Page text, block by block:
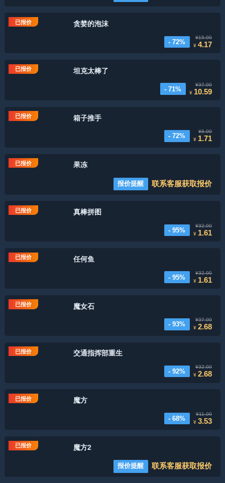
已报价 贪婪的泡沫
- 72%
¥15.00
¥4.17
已报价 坦克太棒了
- 71%
¥37.00
¥ 10.59
已报价 箱子推手
- 72%
¥6.00
¥ 1.71
已报价 果冻
报价提醒 联系客服获取报价
已报价 真棒拼图
- 95%
¥32.00
¥ 1.61
已报价 任何鱼
- 95%
¥32.00
¥ 1.61
已报价 魔女石
- 93%
¥37.00
¥2.68
已报价 交通指挥部重生
- 92%
¥32.00
¥2.68
已报价 魔方
- 68%
¥11.00
¥3.53
已报价 魔方2
报价提醒 联系客服获取报价